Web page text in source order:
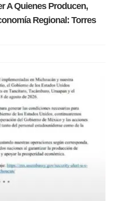
A Quienes Producen,
Regional: Torres